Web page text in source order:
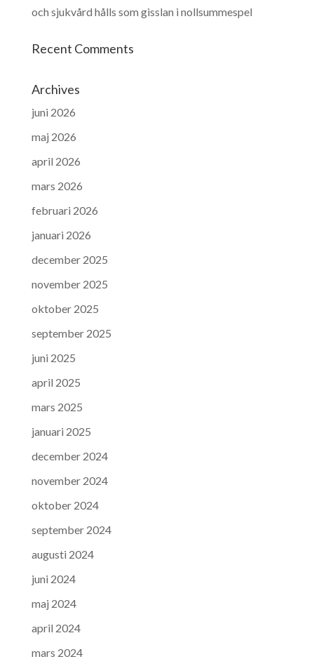
och sjukvård hålls som gisslan i nollsummespel
Recent Comments
Archives
juni 2026
maj 2026
april 2026
mars 2026
februari 2026
januari 2026
december 2025
november 2025
oktober 2025
september 2025
juni 2025
april 2025
mars 2025
januari 2025
december 2024
november 2024
oktober 2024
september 2024
augusti 2024
juni 2024
maj 2024
april 2024
mars 2024